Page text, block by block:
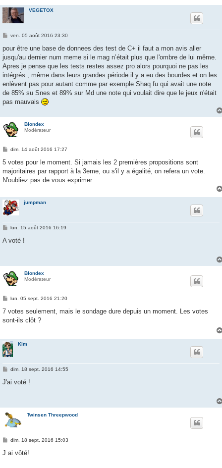
VEGETOX
M
s
a
g
ven. 05 août 2016 23:30
pour être une base de donnees des test de C+ il faut a mon avis aller
jusqu'au dernier num meme si le mag n’était plus que l'ombre de lui même.
Apres je pense que les tests restes assez pro alors pourquoi ne pas les
intégrés , même dans leurs grandes période il y a eu des bourdes et on les
enlèvent pas pour autant comme par exemple Shaq fu qui avait une note
de 85% su Snes et 89% sur Md une note qui voulait dire que le jeux n'était
pas mauvais
Blondex
Modérateur
M
s
a
g
dim. 14 août 2016 17:27
5 votes pour le moment. Si jamais les 2 premières propositions sont
majoritaires par rapport à la 3eme, ou s'il y a égalité, on refera un vote.
N'oubliez pas de vous exprimer.
jumpman
M
s
lun. 15 août 2016 16:19
A voté !
Blondex
Modérateur
M
s
a
lun. 05 sept. 2016 21:20
7 votes seulement, mais le sondage dure depuis un moment. Les votes
sont-ils clôt ?
Kim
M
s
dim. 18 sept. 2016 14:55
J'ai voté !
Twinsen Threepwood
M
s
dim. 18 sept. 2016 15:03
J ai vôté!